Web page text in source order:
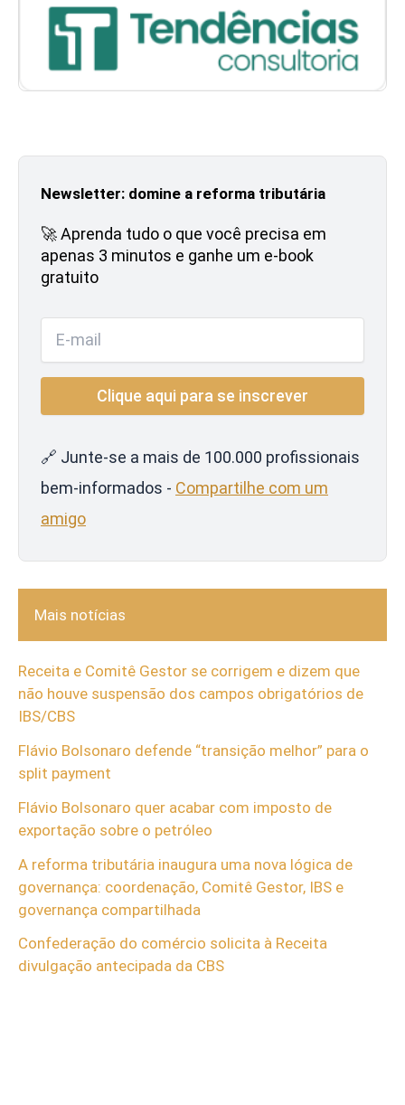
Newsletter: domine a reforma tributária
🚀 Aprenda tudo o que você precisa em
apenas 3 minutos e ganhe um e-book
gratuito
🔗 Junte-se a mais de 100.000 profissionais
bem-informados - Compartilhe com um
amigo
Mais notícias
Receita e Comitê Gestor se corrigem e dizem que
não houve suspensão dos campos obrigatórios de
IBS/CBS
Flávio Bolsonaro defende “transição melhor” para o
split payment
Flávio Bolsonaro quer acabar com imposto de
exportação sobre o petróleo
A reforma tributária inaugura uma nova lógica de
governança: coordenação, Comitê Gestor, IBS e
governança compartilhada
Confederação do comércio solicita à Receita
divulgação antecipada da CBS